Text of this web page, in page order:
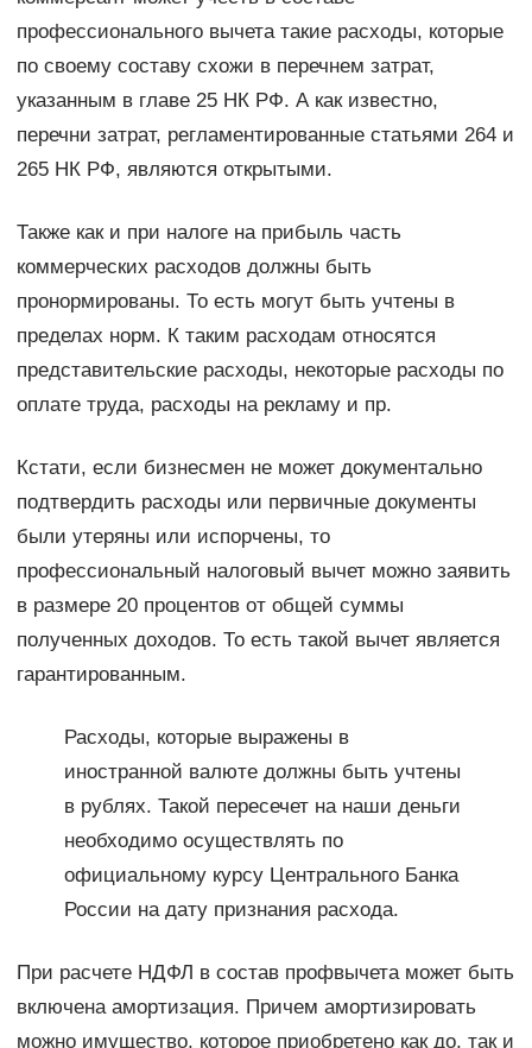
профессионального вычета такие расходы, которые
по своему составу схожи в перечнем затрат,
указанным в главе 25 НК РФ. А как известно,
перечни затрат, регламентированные статьями 264 и
265 НК РФ, являются открытыми.
Также как и при налоге на прибыль часть
коммерческих расходов должны быть
пронормированы. То есть могут быть учтены в
пределах норм. К таким расходам относятся
представительские расходы, некоторые расходы по
оплате труда, расходы на рекламу и пр.
Кстати, если бизнесмен не может документально
подтвердить расходы или первичные документы
были утеряны или испорчены, то
профессиональный налоговый вычет можно заявить
в размере 20 процентов от общей суммы
полученных доходов. То есть такой вычет является
гарантированным.
Расходы, которые выражены в
иностранной валюте должны быть учтены
в рублях. Такой пересечет на наши деньги
необходимо осуществлять по
официальному курсу Центрального Банка
России на дату признания расхода.
При расчете НДФЛ в состав профвычета может быть
включена амортизация. Причем амортизировать
можно имущество, которое приобретено как до, так и